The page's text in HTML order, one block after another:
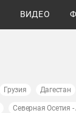
ВИДЕО
Грузия Дагестан
Северная Осетия